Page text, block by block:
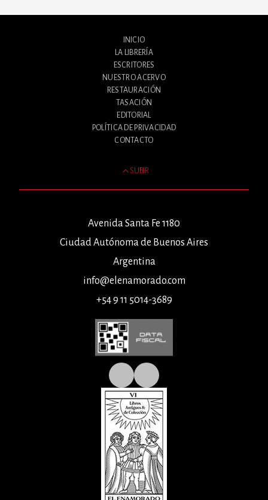
INICIO
LA LIBRERÍA
ESCRITORES
NUESTRO ACERVO
RESTAURACIÓN
TASACIÓN
EDITORIAL
POLÍTICA DE PRIVACIDAD
CONTACTO
SUBIR
Avenida Santa Fe 1180
Ciudad Autónoma de Buenos Aires
Argentina
info@elenamorado.com
+54 9 11 5014-3689